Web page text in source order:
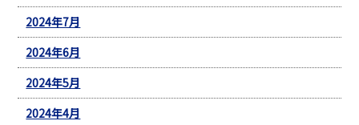
2024年7月
2024年6月
2024年5月
2024年4月